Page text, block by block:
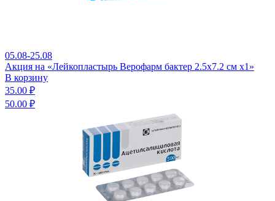
05.08-25.08
Акция на «Лейкопластырь Верофарм бактер 2.5х7.2 см x1»
В корзину
35.00 ₽
50.00 ₽